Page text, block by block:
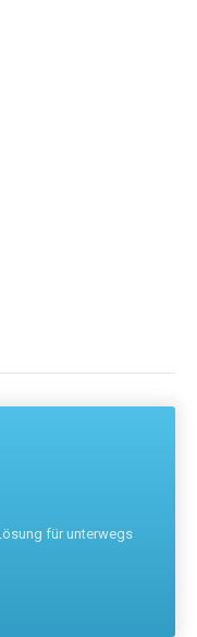
für unterwegs